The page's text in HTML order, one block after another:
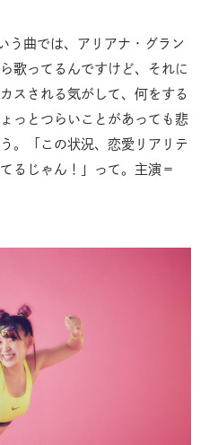
う曲では、アリアナ・グラン
歌ってるんですけど、それに
スされる気がして、何をする
っとつらいことがあっても悲
。「この状況、恋愛リアリテ
るじゃん！」って。主演＝